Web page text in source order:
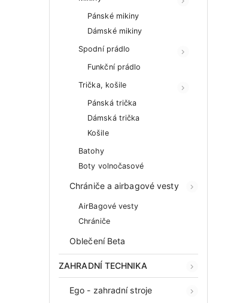
Pánské mikiny
Dámské mikiny
Spodní prádlo
Funkční prádlo
Trička, košile
Pánská trička
Dámská trička
Košile
Batohy
Boty volnočasové
Chrániče a airbagové vesty
AirBagové vesty
Chrániče
Oblečení Beta
ZAHRADNÍ TECHNIKA
Ego - zahradní stroje